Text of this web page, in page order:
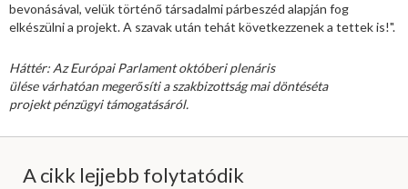
bevonásával, velük történő társadalmi párbeszéd alapján fog
elkészülni a projekt. A szavak után tehát következzenek a tettek is!".
Háttér: Az Európai Parlament októberi plenáris
ülése várhatóan megerősíti a szakbizottság mai döntéséta
projekt pénzügyi támogatásáról.
A cikk lejjebb folytatódik